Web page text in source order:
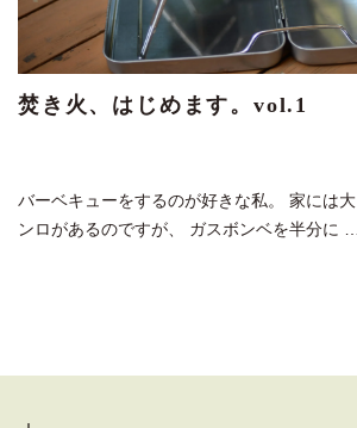
焚き火、はじめます。vol.1
バーベキューをするのが好きな私。 家には
ンロがあるのですが、 ガスボンベを半分に …